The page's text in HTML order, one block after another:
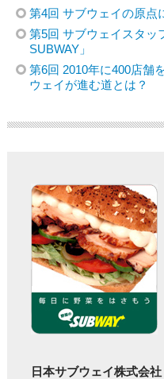
第4回 サブウェイの原点
第5回 サブウェイスタッ
SUBWAY」
第6回 2010年に400店舗
ウェイが進む道とは？
日本サブウェイ株式会社